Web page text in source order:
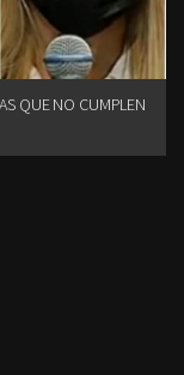
QUE NO CUMPLEN